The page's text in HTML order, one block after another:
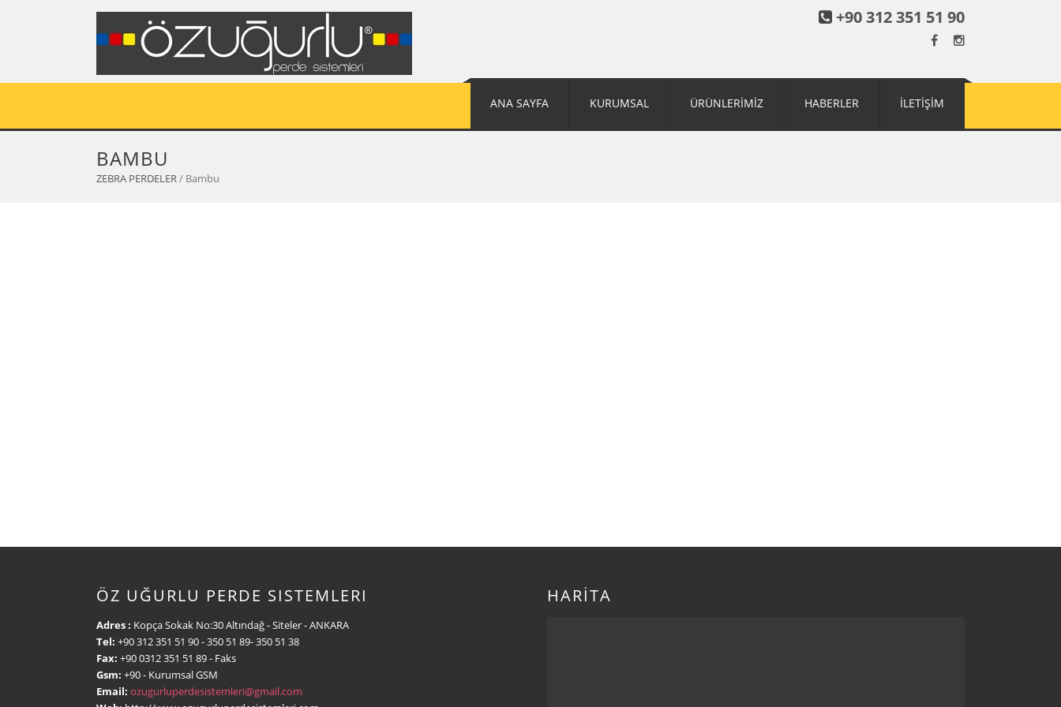
+90 312 351 51 90
ANA SAYFA KURUMSAL ÜRÜNLERİMİZ HABERLER İLETİŞİM
BAMBU
ZEBRA PERDELER/ Bambu
ÖZ UĞURLU PERDE SISTEMLERI
Adres : Kopça Sokak No:30 Altındağ - Siteler - ANKARA
Tel: +90 312 351 51 90- 350 51 89- 350 51 38
Fax: +90 0312 351 51 89- Faks
Gsm: +90- Kurumsal GSM
Email: ozugurluperdesistemleri@gmail.com
HARİTA